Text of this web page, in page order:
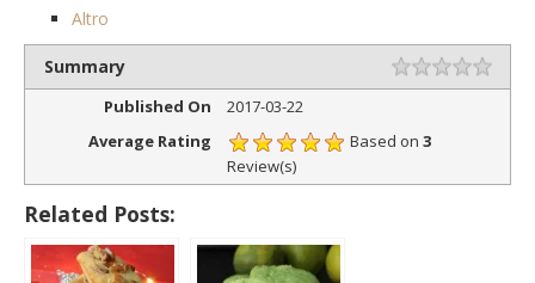
Altro
Summary Valutazione
Published On
2017-03-22
Average Rating
Based on 3
Review(s)
Related Posts: